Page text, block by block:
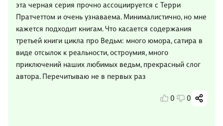
эта черная серия прочно ассоциируется с Терри
Пратчеттом и очень узнаваема. Минималистично, но мне
кажется подходит книгам. Что касается содержания
третьей книги цикла про Ведьм: много юмора, сатира в
виде отсылок к реальности, остроумия, много
приключений наших любимых ведьм, прекрасный слог
автора. Перечитываю не в первых раз
0 0